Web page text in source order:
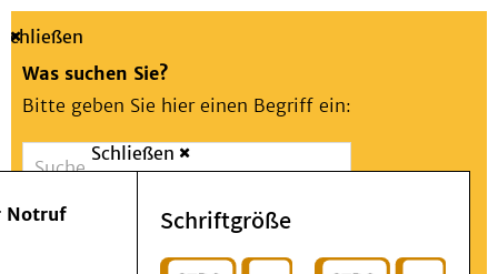
Suche
Schließen
Was suchen Sie?
Bitte geben Sie hier einen Begriff ein:
Suchen
Notfall
Schließen
Notruf Schriftgröße
Menü